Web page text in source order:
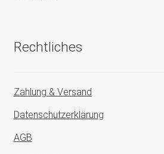
Rechtliches
Zahlung & Versand
Datenschutzerklärung
AGB